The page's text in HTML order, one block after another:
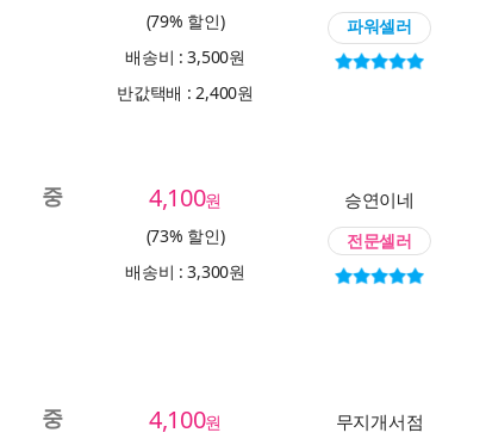
(79% 할인)
배송비 : 3,500원
반값택배 : 2,400원
파워셀러
중 4,100원
(73% 할인)
배송비 : 3,300원
승연이네
전문셀러
중 4,100원
무지개서점